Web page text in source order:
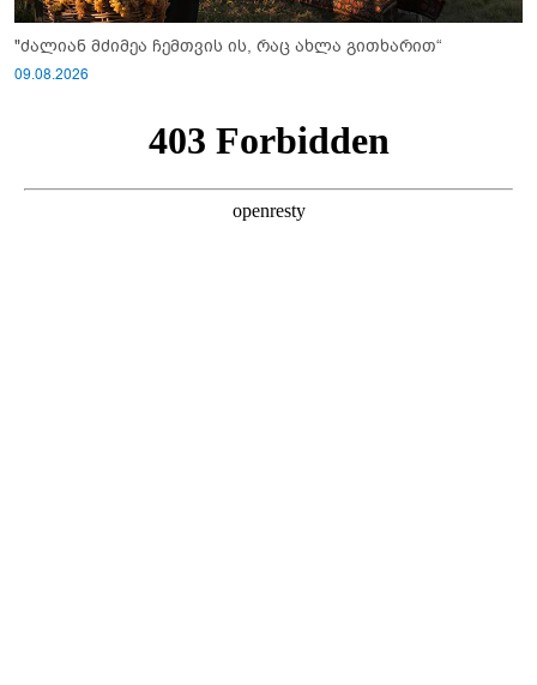
"ძალიან მძიმეა ჩემთვის ის, რაც ახლა გითხარით“
09.08.2026